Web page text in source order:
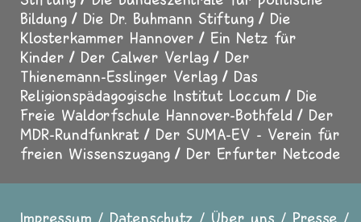
Bildung
Die Dr. Buhmann Stiftung
Die
Klosterkammer Hannover
Ein Netz für
Kinder
Der Calwer Verlag
Der
Thienemann-Esslinger Verlag
Das
Religionspädagogische Institut Loccum
Die
Freie Waldorfschule Hannover-Bothfeld
Der
MDR-Rundfunkrat
Der SUMA-EV - Verein für
freien Wissenszugang
Der Erfurter Netcode
Impressum Datenschutz Über uns Presse